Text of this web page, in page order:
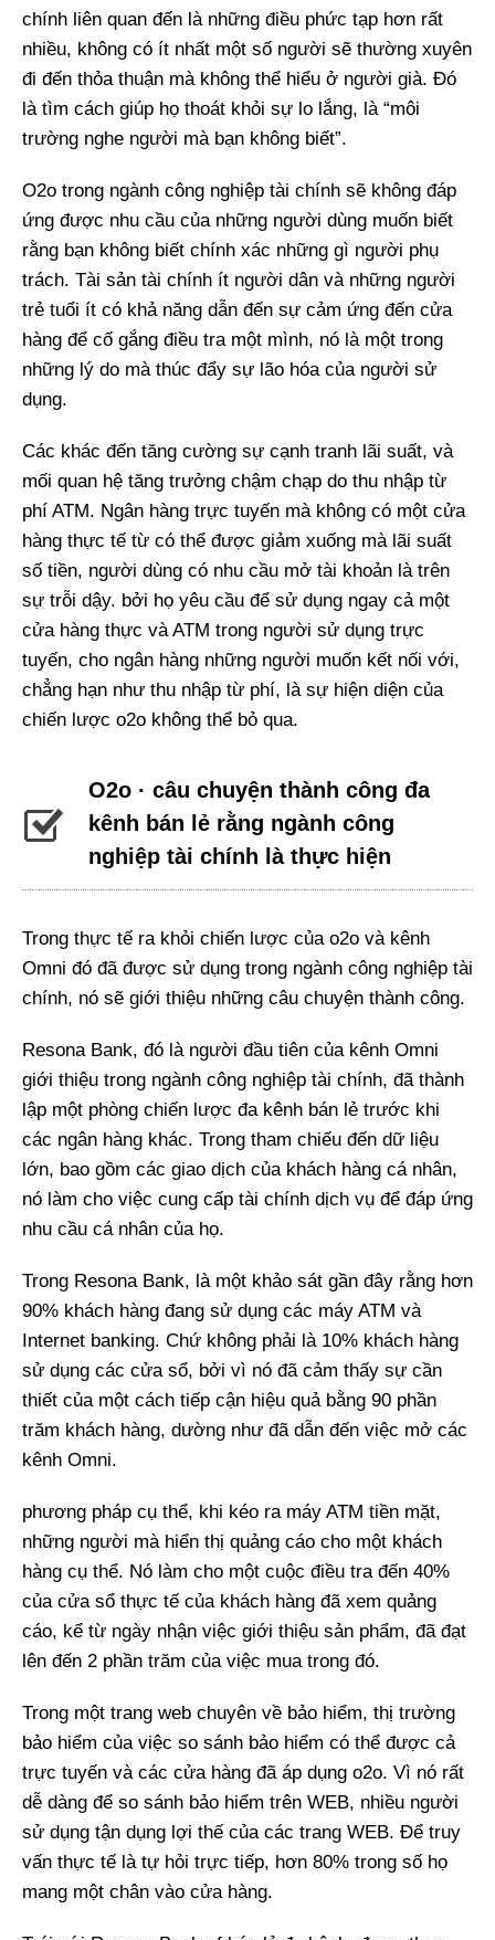
chính liên quan đến là những điều phức tạp hơn rất
nhiều, không có ít nhất một số người sẽ thường xuyên
đi đến thỏa thuận mà không thể hiểu ở người già. Đó
là tìm cách giúp họ thoát khỏi sự lo lắng, là “môi
trường nghe người mà bạn không biết”.
O2o trong ngành công nghiệp tài chính sẽ không đáp
ứng được nhu cầu của những người dùng muốn biết
rằng bạn không biết chính xác những gì người phụ
trách. Tài sản tài chính ít người dân và những người
trẻ tuổi ít có khả năng dẫn đến sự cảm ứng đến cửa
hàng để cố gắng điều tra một mình, nó là một trong
những lý do mà thúc đẩy sự lão hóa của người sử
dụng.
Các khác đến tăng cường sự cạnh tranh lãi suất, và
mối quan hệ tăng trưởng chậm chạp do thu nhập từ
phí ATM. Ngân hàng trực tuyến mà không có một cửa
hàng thực tế từ có thể được giảm xuống mà lãi suất
số tiền, người dùng có nhu cầu mở tài khoản là trên
sự trỗi dậy. bởi họ yêu cầu để sử dụng ngay cả một
cửa hàng thực và ATM trong người sử dụng trực
tuyến, cho ngân hàng những người muốn kết nối với,
chẳng hạn như thu nhập từ phí, là sự hiện diện của
chiến lược o2o không thể bỏ qua.
O2o · câu chuyện thành công đa
kênh bán lẻ rằng ngành công
nghiệp tài chính là thực hiện
Trong thực tế ra khỏi chiến lược của o2o và kênh
Omni đó đã được sử dụng trong ngành công nghiệp tài
chính, nó sẽ giới thiệu những câu chuyện thành công.
Resona Bank, đó là người đầu tiên của kênh Omni
giới thiệu trong ngành công nghiệp tài chính, đã thành
lập một phòng chiến lược đa kênh bán lẻ trước khi
các ngân hàng khác. Trong tham chiếu đến dữ liệu
lớn, bao gồm các giao dịch của khách hàng cá nhân,
nó làm cho việc cung cấp tài chính dịch vụ để đáp ứng
nhu cầu cá nhân của họ.
Trong Resona Bank, là một khảo sát gần đây rằng hơn
90% khách hàng đang sử dụng các máy ATM và
Internet banking. Chứ không phải là 10% khách hàng
sử dụng các cửa sổ, bởi vì nó đã cảm thấy sự cần
thiết của một cách tiếp cận hiệu quả bằng 90 phần
trăm khách hàng, dường như đã dẫn đến việc mở các
kênh Omni.
phương pháp cụ thể, khi kéo ra máy ATM tiền mặt,
những người mà hiển thị quảng cáo cho một khách
hàng cụ thể. Nó làm cho một cuộc điều tra đến 40%
của cửa sổ thực tế của khách hàng đã xem quảng
cáo, kể từ ngày nhận việc giới thiệu sản phẩm, đã đạt
lên đến 2 phần trăm của việc mua trong đó.
Trong một trang web chuyên về bảo hiểm, thị trường
bảo hiểm của việc so sánh bảo hiểm có thể được cả
trực tuyến và các cửa hàng đã áp dụng o2o. Vì nó rất
dễ dàng để so sánh bảo hiểm trên WEB, nhiều người
sử dụng tận dụng lợi thế của các trang WEB. Để truy
vấn thực tế là tự hỏi trực tiếp, hơn 80% trong số họ
mang một chân vào cửa hàng.